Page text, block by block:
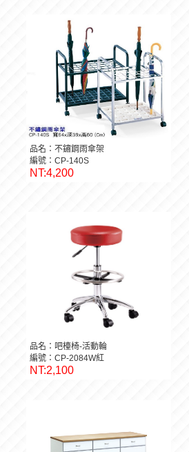
品名：不鏽鋼雨傘架
編號：CP-140S
NT:4,200
品名：吧檯椅-活動輪
編號：CP-2084W紅
NT:2,100